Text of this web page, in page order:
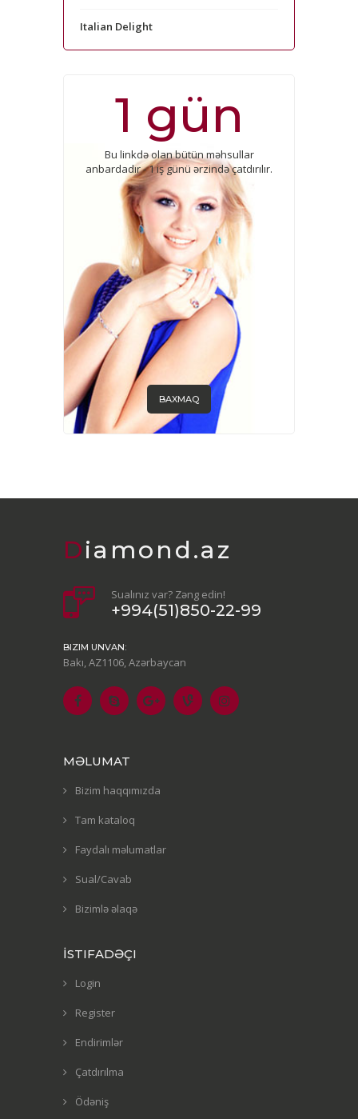
Italian Delight
1 gün
Bu linkdə olan bütün məhsullar
anbardadır - 1 iş günü ərzində çatdırılır.
BAXMAQ
Diamond.az
Sualınız var? Zəng edin!
+994(51)850-22-99
BIZIM UNVAN:
Bakı, AZ1106, Azərbaycan
MƏLUMAT
Bizim haqqımızda
Tam kataloq
Faydalı məlumatlar
Sual/Cavab
Bizimlə əlaqə
İSTIFADƏÇI
Login
Register
Endirimlər
Çatdırılma
Ödəniş